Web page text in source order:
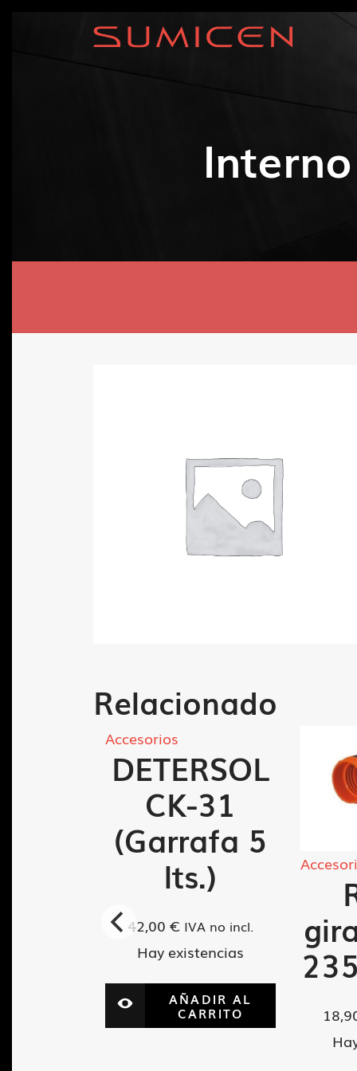
Relacionado
Accesorios
DETERSOL
CK-31
(Garrafa 5
lts.)
42,00€ IVA no incl.
Hay existencias
AÑADIR AL
CARRITO